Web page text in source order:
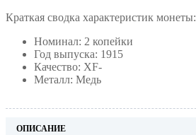
Краткая сводка характеристик монеты:
Номинал: 2 копейки
Год выпуска: 1915
Качество: XF-
Металл: Медь
ОПИСАНИЕ